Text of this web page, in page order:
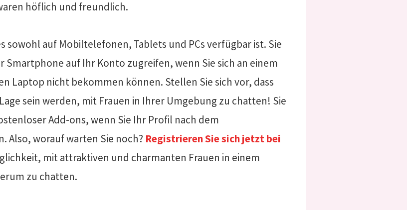
höflich und freundlich.
sowohl auf Mobiltelefonen, Tablets und PCs verfügbar ist. Sie
Smartphone auf Ihr Konto zugreifen, wenn Sie sich an einem
Laptop nicht bekommen können. Stellen Sie sich vor, dass
sein werden, mit Frauen in Ihrer Umgebung zu chatten! Sie
Add-ons, wenn Sie Ihr Profil nach dem
Also, worauf warten Sie noch? Registrieren Sie sich jetzt bei
mit attraktiven und charmanten Frauen in einem
zu chatten.